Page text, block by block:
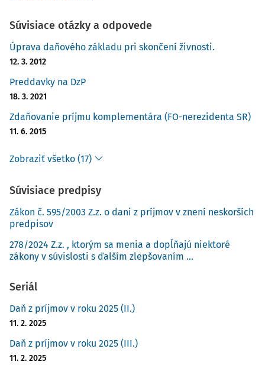
Súvisiace otázky a odpovede
Úprava daňového základu pri skončení živnosti.
12. 3. 2012
Preddavky na DzP
18. 3. 2021
Zdaňovanie príjmu komplementára (FO-nerezidenta SR)
11. 6. 2015
Zobraziť všetko (17)
Súvisiace predpisy
Zákon č. 595/2003 Z.z. o dani z príjmov v znení neskorších
predpisov
278/2024 Z.z. , ktorým sa menia a dopĺňajú niektoré
zákony v súvislosti s ďalším zlepšovaním ...
Seriál
Daň z príjmov v roku 2025 (II.)
11. 2. 2025
Daň z príjmov v roku 2025 (III.)
11. 2. 2025